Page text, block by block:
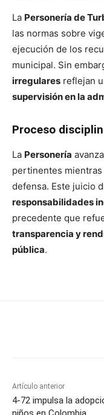
La Personería de
las normas sobre
ejecución de los
municipal. Sin
irregulares reflejan
supervisión en la
Proceso
La Personería
pertinentes mientras
defensa. Este juicio
responsabilidades
precedente que
transparencia y
pública.
Artículo anterior
4-72 impulsa la